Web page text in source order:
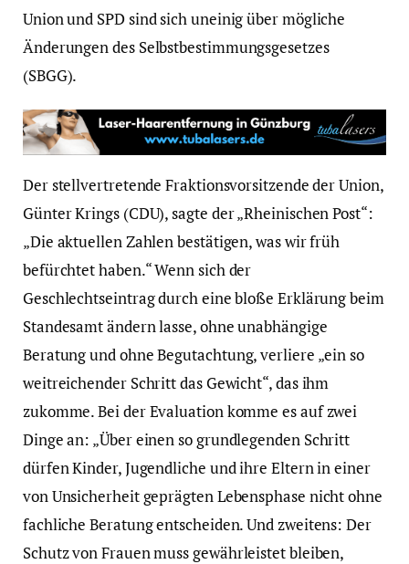
Union und SPD sind sich uneinig über mögliche
Änderungen des Selbstbestimmungsgesetzes
(SBGG).
Der stellvertretende Fraktionsvorsitzende der Union,
Günter Krings (CDU), sagte der „Rheinischen Post“:
„Die aktuellen Zahlen bestätigen, was wir früh
befürchtet haben.“ Wenn sich der
Geschlechtseintrag durch eine bloße Erklärung beim
Standesamt ändern lasse, ohne unabhängige
Beratung und ohne Begutachtung, verliere „ein so
weitreichender Schritt das Gewicht“, das ihm
zukomme. Bei der Evaluation komme es auf zwei
Dinge an: „Über einen so grundlegenden Schritt
dürfen Kinder, Jugendliche und ihre Eltern in einer
von Unsicherheit geprägten Lebensphase nicht ohne
fachliche Beratung entscheiden. Und zweitens: Der
Schutz von Frauen muss gewährleistet bleiben,